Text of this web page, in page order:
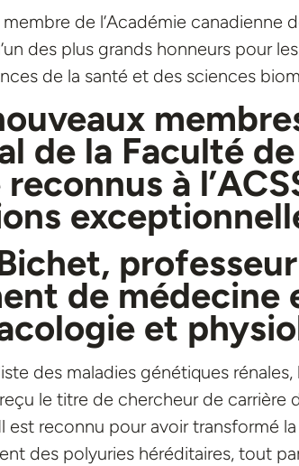
de l’Académie canadienne
des plus grands honneurs pour
de la santé et des sciences
de la Faculté de
reconnus à
de médecine
et
des maladies génétiques
le titre de chercheur de
est reconnu pour avoir transformé
des polyuries héréditaires, tout